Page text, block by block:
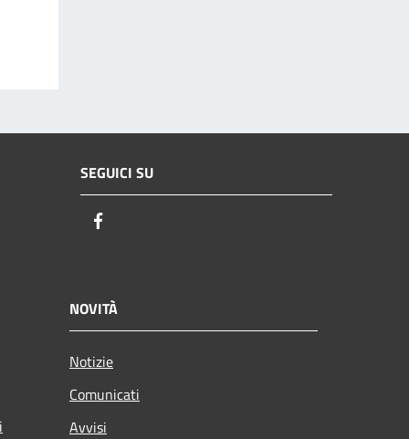
SEGUICI SU
NOVITÀ
Notizie
Comunicati
Avvisi